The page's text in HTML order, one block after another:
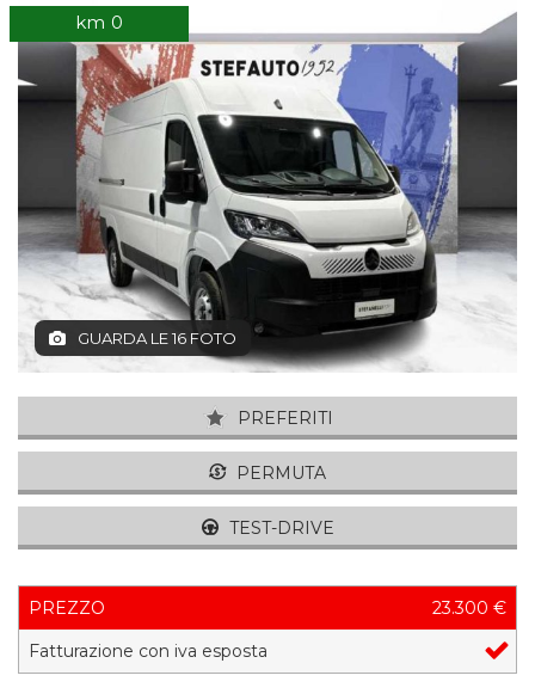
km 0
GUARDA LE 16 FOTO
PREFERITI
PERMUTA
TEST-DRIVE
PREZZO
23.300 €
Fatturazione con iva esposta